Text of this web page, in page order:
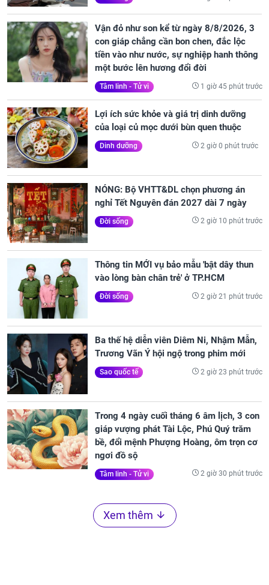
Vận đỏ như son kể từ ngày 8/8/2026, 3
con giáp chẳng cần bon chen, đắc lộc
tiền vào như nước, sự nghiệp hanh thông
một bước lên hương đổi đời
Tâm linh - Tử vi 1 giờ 45 phút trước
Lợi ích sức khỏe và giá trị dinh dưỡng
của loại củ mọc dưới bùn quen thuộc
Dinh dưỡng 2 giờ 0 phút trước
NÓNG: Bộ VHTT&DL chọn phương án
nghỉ Tết Nguyên đán 2027 dài 7 ngày
Đời sống 2 giờ 10 phút trước
Thông tin MỚI vụ bảo mẫu 'bật dây thun
vào lòng bàn chân trẻ' ở TP.HCM
Đời sống 2 giờ 21 phút trước
Ba thế hệ diễn viên Diêm Ni, Nhậm Mẫn,
Trương Vãn Ý hội ngộ trong phim mới
Sao quốc tế 2 giờ 23 phút trước
Trong 4 ngày cuối tháng 6 âm lịch, 3 con
giáp vượng phát Tài Lộc, Phú Quý trăm
bề, đổi mệnh Phượng Hoàng, ôm trọn cơ
ngơi đồ sộ
Tâm linh - Tử vi 2 giờ 30 phút trước
Xem thêm